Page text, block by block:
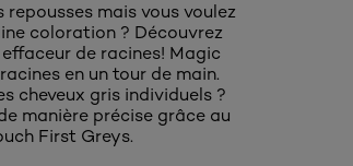
repousses mais vous voulez
coloration ? Découvrez
de racines! Magic
en un tour de main.
cheveux gris individuels ?
manière précise grâce au
First Greys.